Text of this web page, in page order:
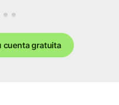
cuenta gratuita